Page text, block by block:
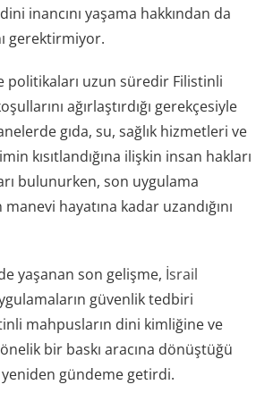
inancını yaşama hakkından da
gerektirmiyor.
politikaları uzun süredir Filistinli
ağırlaştırdığı gerekçesiyle
gıda, su, sağlık hizmetleri ve
kısıtlandığına ilişkin insan hakları
bulunurken, son uygulama
hayatına kadar uzandığını
yaşanan son gelişme, İsrail
güvenlik tedbiri
mahpusların dini kimliğine ve
bir baskı aracına dönüştüğü
gündeme getirdi.